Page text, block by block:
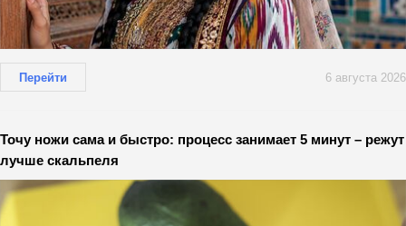
Перейти 6 августа 2026
Точу ножи сама и быстро: процесс занимает 5 минут – режут
лучше скальпеля